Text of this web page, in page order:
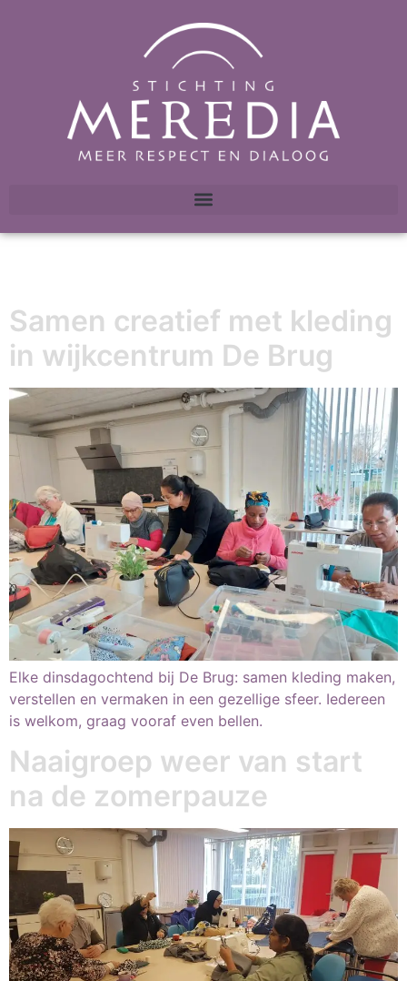
Samen creatief met kleding
in wijkcentrum De Brug
Elke dinsdagochtend bij De Brug: samen kleding maken,
verstellen en vermaken in een gezellige sfeer. Iedereen
is welkom, graag vooraf even bellen.
Naaigroep weer van start
na de zomerpauze